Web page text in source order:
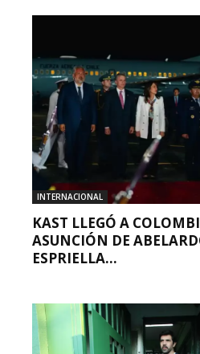
INTERNACIONAL
KAST LLEGÓ A
ASUNCIÓN DE
ESPRIELLA...